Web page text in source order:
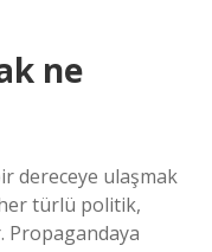
ne
dereceye ulaşmak
türlü politik,
Propagandaya